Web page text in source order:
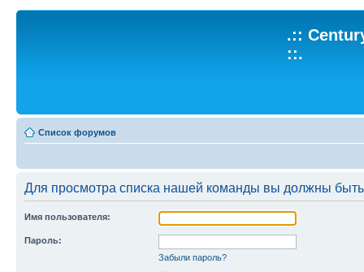
.::
::.
Список форумов
Для просмотра списка нашей команды вы должны
Имя пользователя:
Пароль:
Забыли пароль?